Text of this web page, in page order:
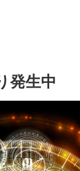
発生中